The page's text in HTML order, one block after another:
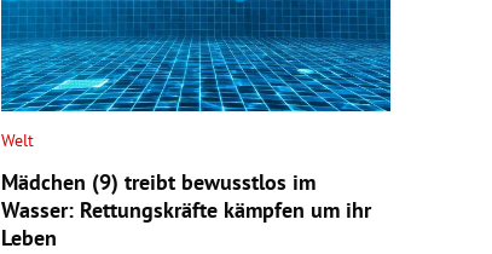
Welt
Mädchen (9) treibt bewusstlos im
Wasser: Rettungskräfte kämpfen um ihr
Leben